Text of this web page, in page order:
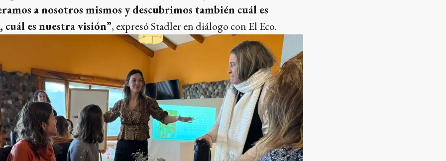
a nosotros mismos y descubrimos también cuál es
es nuestra visión”, expresó Stadler en diálogo con El Eco.